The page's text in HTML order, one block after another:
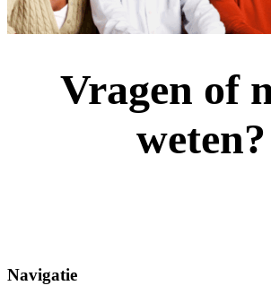
Vragen of
weten?
Navigatie